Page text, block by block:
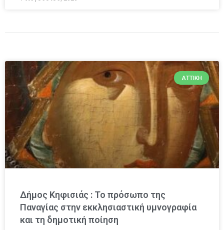
ΑΤΤΙΚΉ
Δήμος Κηφισιάς : Το πρόσωπο της
Παναγίας στην εκκλησιαστική υμνογραφία
και τη δημοτική ποίηση